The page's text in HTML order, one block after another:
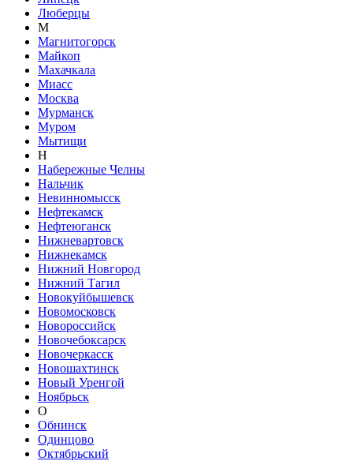
Люберцы
М
Магнитогорск
Майкоп
Махачкала
Миасс
Москва
Мурманск
Муром
Мытищи
Н
Набережные Челны
Нальчик
Невинномысск
Нефтекамск
Нефтеюганск
Нижневартовск
Нижнекамск
Нижний Новгород
Нижний Тагил
Новокуйбышевск
Новомосковск
Новороссийск
Новочебоксарск
Новочеркасск
Новошахтинск
Новый Уренгой
Ноябрьск
О
Обнинск
Одинцово
Октябрьский